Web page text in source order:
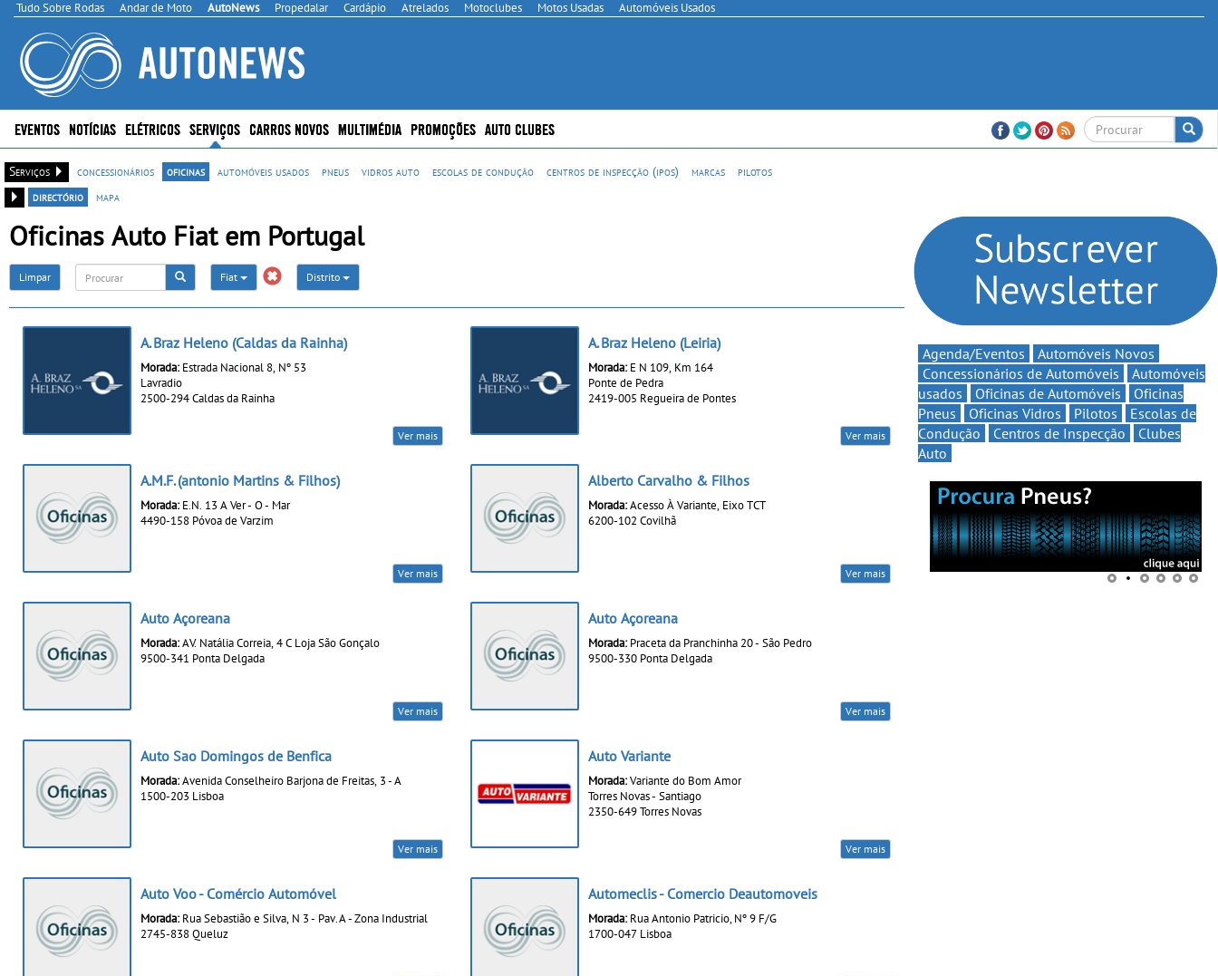
Tudo Sobre Rodas Andar de Moto AutoNews Propedalar Cardápio Atrelados Motoclubes Motos Usadas Automóveis Usados
EVENTOS NOTÍCIAS ELÉTRICOS SERVIÇOS CARROS NOVOS MULTIMÉDIA PROMOÇÕES AUTO CLUBES
Serviços concessionários oficinas automóveis usados pneus vidros auto escolas de condução centros de inspecção (ipos) marcas
pilotos
directório
mapa
Oficinas Auto Fiat em Portugal
Limpar Fiat Distrito
A. Braz Heleno (Caldas da Rainha)
Morada: Estrada Nacional 8, Nº 53
Lavradio
2500-294 Caldas da Rainha
Ver mais
A. Braz Heleno (Leiria)
Morada: E N 109, Km 164
Ponte de Pedra
2419-005 Regueira de Pontes
Ver mais
A.M.F. (antonio Martins & Filhos)
Morada: E.N. 13 A Ver - O - Mar
4490-158 Póvoa de Varzim
Ver mais
Alberto Carvalho & Filhos
Morada:Acesso À Variante, Eixo TCT
6200-102 Covilhã
Ver mais
Auto Açoreana
Morada:AV. Natália Correia, 4 C Loja São Gonçalo
9500-341 Ponta Delgada
Ver mais
Auto Açoreana
Morada: Praceta da Pranchinha 20 - São Pedro
9500-330 Ponta Delgada
Ver mais
Auto Sao Domingos de Benfica
Morada:Avenida Conselheiro Barjona de Freitas, 3 - A
1500-203 Lisboa
Ver mais
Auto Variante
Morada:Variante do Bom Amor
Torres Novas - Santiago
2350-649 Torres Novas
Ver mais
Auto Voo - Comércio Automóvel
Morada: Rua Sebastião e Silva, N 3 - Pav. A - Zona Industrial
2745-838 Queluz
Automeclis - Comercio Deautomoveis
Morada: Rua Antonio Patricio, Nº 9 F/G
1700-047 Lisboa
Agenda/Eventos
Automóveis Novos
Concessionários de Automóveis
Automóveis
usados
Oficinas de Automóveis
Oficinas
Pneus
Oficinas Vidros Pilotos
Escolas de
Condução
Centros de Inspecção
Clubes
Auto